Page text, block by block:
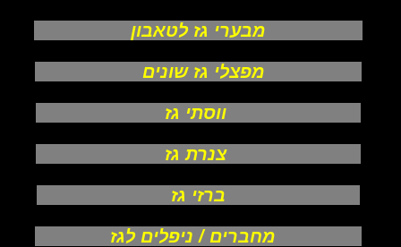
מבערי גז לטאבון
מפצלי גז שונים
ווסתי גז
צנרת גז
ברזי גז
מחברים / ניפלים לגז